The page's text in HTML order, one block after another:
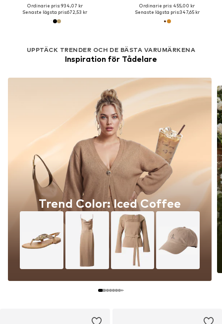
Ordinarie pris: 934,07 kr
Senaste lägsta pris:672,53 kr
Ordinarie pris: 455,00 kr
Senaste lägsta pris:347,65 kr
UPPTÄCK TRENDER OCH DE BÄSTA VARUMÄRKENA
Inspiration för Tådelare
Trend Color: Iced Coffee